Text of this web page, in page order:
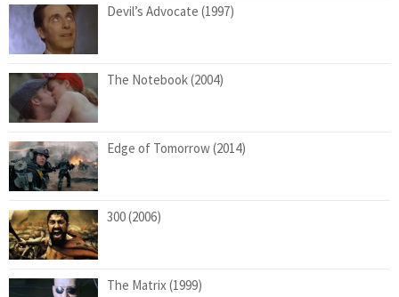
Devil’s Advocate (1997)
The Notebook (2004)
Edge of Tomorrow (2014)
300 (2006)
The Matrix (1999)